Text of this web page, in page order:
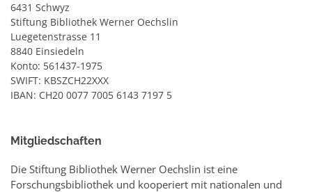
6431 Schwyz
Stiftung Bibliothek Werner Oechslin
Luegetenstrasse 11
8840 Einsiedeln
Konto: 561437-1975
SWIFT: KBSZCH22XXX
IBAN: CH20 0077 7005 6143 7197 5
Mitgliedschaften
Die Stiftung Bibliothek Werner Oechslin ist eine
Forschungsbibliothek und kooperiert mit nationalen und